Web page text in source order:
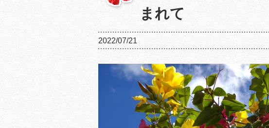
まれて
2022/07/21